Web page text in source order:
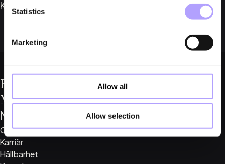
Statistics
Marketing
Allow all
Allow selection
Karriär
Expertis
Medarbetare
Nyheter
Om Fylgia
Karriär
Hållbarhet